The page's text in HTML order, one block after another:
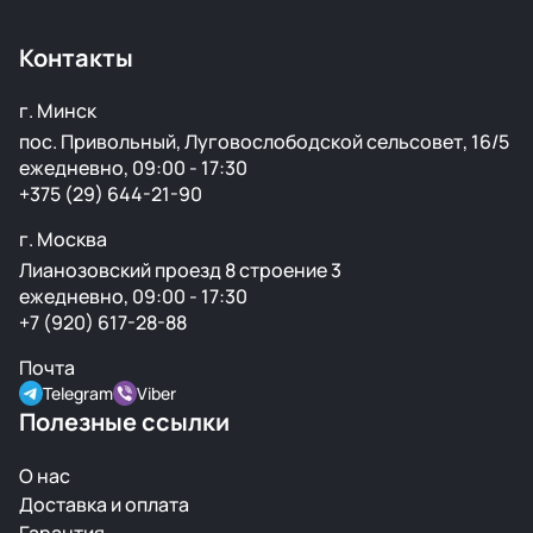
Контакты
г. Минск
пос. Привольный, Луговослободской сельсовет, 16/5
ежедневно, 09:00 - 17:30
+375 (29) 644-21-90
г. Москва
Лианозовский проезд 8 строение 3
ежедневно, 09:00 - 17:30
+7 (920) 617-28-88
Почта
Telegram Viber
Полезные ссылки
О нас
Доставка и оплата